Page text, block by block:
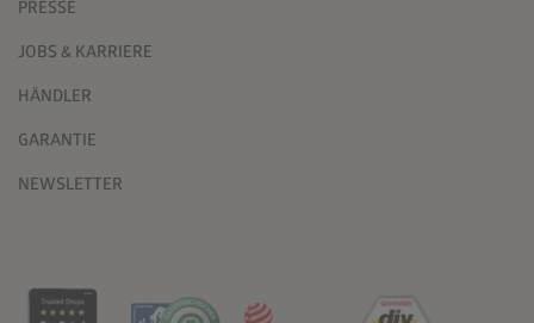
PRESSE
JOBS & KARRIERE
HÄNDLER
GARANTIE
NEWSLETTER